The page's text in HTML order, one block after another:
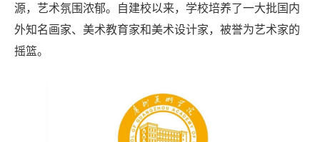
源，艺术氛围浓郁。自建校以来，学校培养了一大批国内
外知名画家、美术教育家和美术设计家，被誉为艺术家的
摇篮。